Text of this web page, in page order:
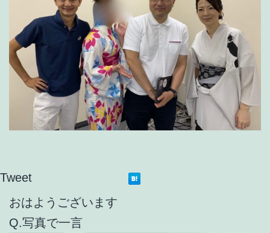
Tweet
おはようございます
Q.写真で一言